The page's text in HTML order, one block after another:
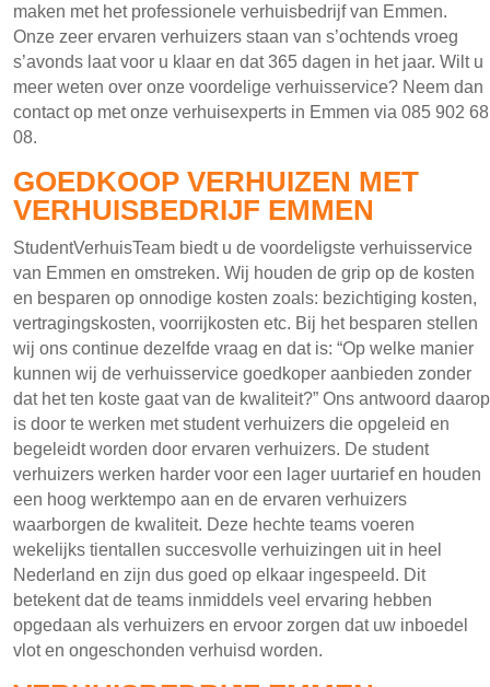
maken met het professionele verhuisbedrijf van Emmen.
Onze zeer ervaren verhuizers staan van s’ochtends vroeg
s’avonds laat voor u klaar en dat 365 dagen in het jaar. Wilt u
meer weten over onze voordelige verhuisservice? Neem dan
contact op met onze verhuisexperts in Emmen via 085 902 68
08.
GOEDKOOP VERHUIZEN MET
VERHUISBEDRIJF EMMEN
StudentVerhuisTeam biedt u de voordeligste verhuisservice
van Emmen en omstreken. Wij houden de grip op de kosten
en besparen op onnodige kosten zoals: bezichtiging kosten,
vertragingskosten, voorrijkosten etc. Bij het besparen stellen
wij ons continue dezelfde vraag en dat is: “Op welke manier
kunnen wij de verhuisservice goedkoper aanbieden zonder
dat het ten koste gaat van de kwaliteit?” Ons antwoord daarop
is door te werken met student verhuizers die opgeleid en
begeleidt worden door ervaren verhuizers. De student
verhuizers werken harder voor een lager uurtarief en houden
een hoog werktempo aan en de ervaren verhuizers
waarborgen de kwaliteit. Deze hechte teams voeren
wekelijks tientallen succesvolle verhuizingen uit in heel
Nederland en zijn dus goed op elkaar ingespeeld. Dit
betekent dat de teams inmiddels veel ervaring hebben
opgedaan als verhuizers en ervoor zorgen dat uw inboedel
vlot en ongeschonden verhuisd worden.